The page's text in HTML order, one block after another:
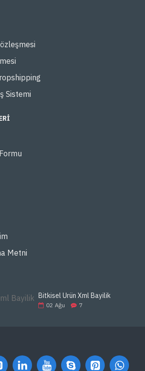
Sistemi
Metni
Bitkisel Ürün Xml Bayilik
02 Ağu 7